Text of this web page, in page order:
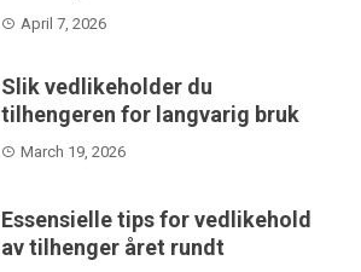
April 7, 2026
Slik vedlikeholder du
tilhengeren for langvarig bruk
March 19, 2026
Essensielle tips for vedlikehold
av tilhenger året rundt